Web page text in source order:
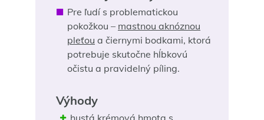
Pre ľudí s problematickou
pokožkou – mastnou aknóznou
pleťou a čiernymi bodkami, ktorá
potrebuje skutočne hĺbkovú
očistu a pravidelný píling.
Výhody
hustá krémová hmota s